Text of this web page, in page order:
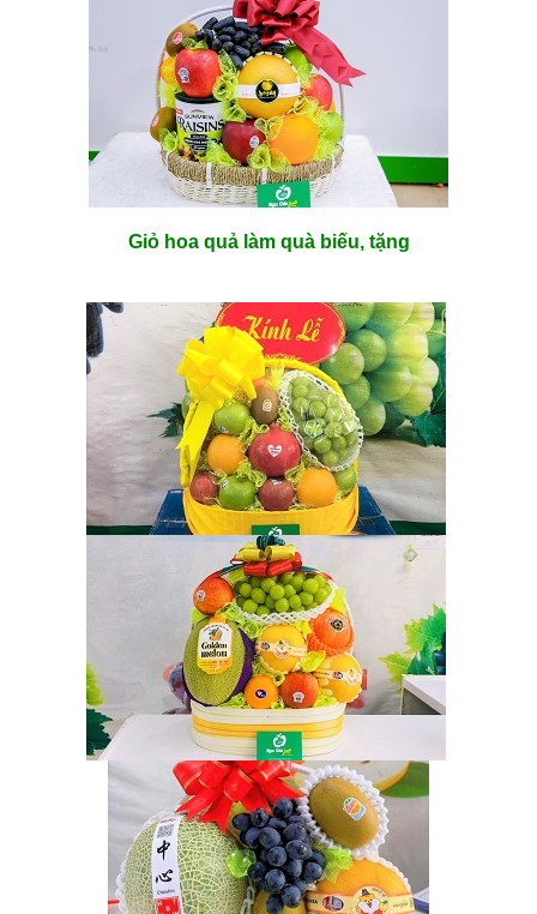
Giỏ hoa quả làm quà biếu, tặng